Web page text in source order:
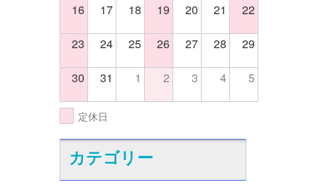
16 17 18 19 20 21 22
23 24 25 26 27 28 29
30 31 1 2 3 4 5
定休日
カテゴリー